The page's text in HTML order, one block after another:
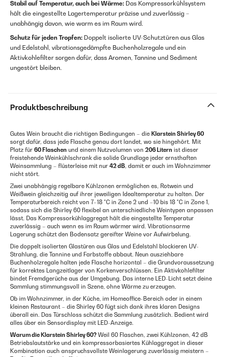
Stabil auf Temperatur, auch bei Wärme: Das Kompressorkühlsystem
hält die eingestellte Lagertemperatur präzise und zuverlässig –
unabhängig davon, wie warm es im Raum wird.
Schutz für jeden Tropfen: Doppelt isolierte UV-Schutztüren aus Glas
und Edelstahl, vibrationsgedämpfte Buchenholzregale und ein
Aktivkohlefilter sorgen dafür, dass Aromen, Tannine und Sediment
ungestört bleiben.
Produktbeschreibung
Gutes Wein braucht die richtigen Bedingungen – die Klarstein Shirley 60
sorgt dafür, dass jede Flasche genau dort landet, wo sie hingehört. Mit
Platz für 60 Flaschen und einem Nutzvolumen von 206 Litern ist dieser
freistehende Weinkühlschrank die solide Grundlage jeder ernsthaften
Weinsammlung – flüsterleise mit nur 42 dB, damit er auch im Wohnzimmer
nicht stört.
Zwei unabhängig regelbare Kühlzonen ermöglichen es, Rotwein und
Weißwein gleichzeitig auf ihrer jeweiligen Idealtemperatur zu halten. Der
Temperaturbereich reicht von 7–18 °C in Zone 2 und –10 bis 18 °C in Zone 1,
sodass sich die Shirley 60 flexibel an unterschiedliche Weintypen anpassen
lässt. Das Kompressorkühlaggregat hält die eingestellte Temperatur
zuverlässig – auch wenn es im Raum wärmer wird. Vibrationsarme
Lagerung schützt den Bodensatz gereifter Weine vor Aufwirbelung.
Die doppelt isolierten Glastüren aus Glas und Edelstahl blockieren UV-
Strahlung, die Tannine und Farbstoffe abbaut. Neun ausziehbare
Buchenholzregale halten jede Flasche horizontal – die Grundvoraussetzung
für korrektes Langzeitlager von Korkenverschlüssen. Ein Aktivkohlefilter
bindet Fremdgerüche aus der Umgebung. Das interne LED-Licht setzt deine
Sammlung stimmungsvoll in Szene, ohne Wärme zu erzeugen.
Ob im Wohnzimmer, in der Küche, im Homeoffice-Bereich oder in einem
kleinen Restaurant – die Shirley 60 fügt sich dank ihres klaren Designs
überall ein. Das Türschloss schützt die Sammlung zusätzlich. Bedient wird
alles über ein Sensordisplay mit LED-Anzeige.
Warum die Klarstein Shirley 60? Weil 60 Flaschen, zwei Kühlzonen, 42 dB
Betriebslautstärke und ein kompressorbasiertes Kühlaggregat in dieser
Kombination auch anspruchsvollste Weinlagerung zuverlässig meistern –